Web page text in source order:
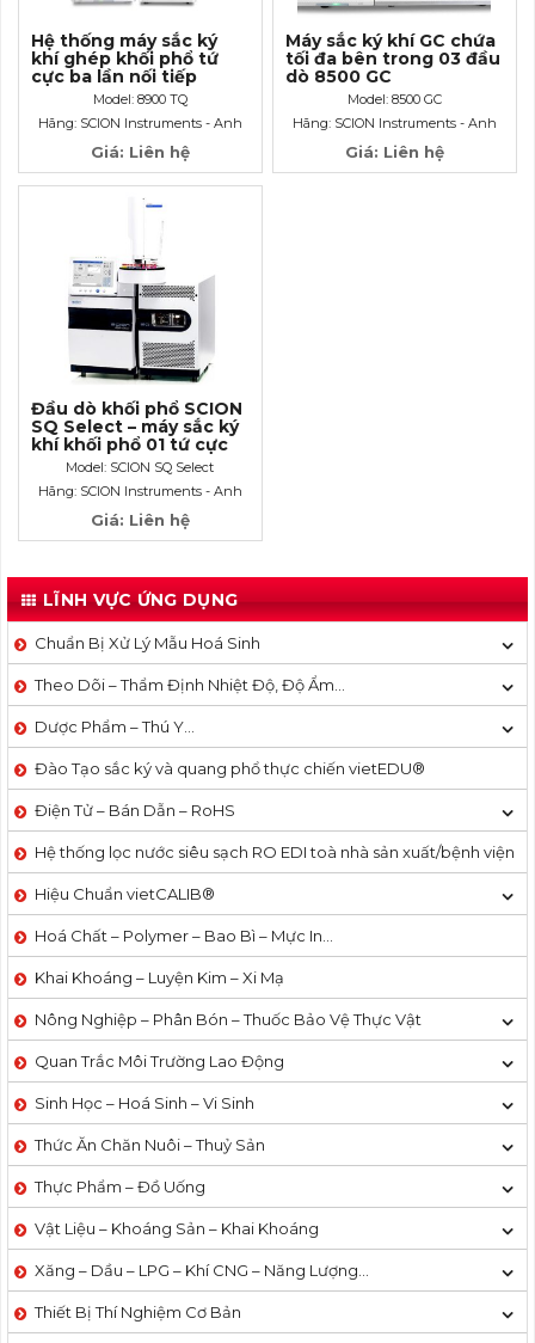
Hệ thống máy sắc ký
khí ghép khối phổ tứ
cực ba lần nối tiếp
GCMSMSModel: 8900 TQ
Hãng: SCION Instruments - Anh
Giá: Liên hệ
Máy sắc ký khí GC chứa
tối đa bên trong 03 đầu
dò 8500 GC
Model: 8500 GC
Hãng: SCION Instruments - Anh
Giá: Liên hệ
Đầu dò khối phổ SCION
SQ Select – máy sắc ký
khí khối phổ 01 tứ cực
GCMSModel: SCION SQ Select
Hãng: SCION Instruments - Anh
Giá: Liên hệ
LĨNH VỰC ỨNG DỤNG
Chuẩn Bị Xử Lý Mẫu Hoá Sinh
Theo Dõi – Thẩm Định Nhiệt Độ, Độ Ẩm…
Dược Phẩm – Thú Y…
Đào Tạo sắc ký và quang phổ thực chiến vietEDU®
Điện Tử – Bán Dẫn – RoHS
Hệ thống lọc nước siêu sạch RO EDI​​ toà nhà sản xuất/bệnh viện
Hiệu Chuẩn vietCALIB®
Hoá Chất – Polymer – Bao Bì – Mực In…
Khai Khoáng – Luyện Kim – Xi Mạ
Nông Nghiệp – Phân Bón – Thuốc Bảo Vệ Thực Vật
Quan Trắc Môi Trường Lao Động
Sinh Học – Hoá Sinh – Vi Sinh
Thức Ăn Chăn Nuôi – Thuỷ Sản
Thực Phẩm – Đồ Uống
Vật Liệu – Khoáng Sản – Khai Khoáng
Xăng – Dầu – LPG – Khí CNG – Năng Lượng…
Thiết Bị Thí Nghiệm Cơ Bản